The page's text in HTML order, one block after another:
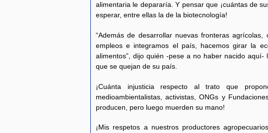
alimentaria le depararía. Y pensar que ¡cuántas de
esperar, entre ellas la de la biotecnología!
“Además de desarrollar nuevas fronteras
empleos e integramos el país, hacemos girar la
alimentos”, dijo quién -pese a no haber nacido
que se quejan de su país.
¡Cuánta injusticia respecto al trato que
medioambientalistas, activistas, ONGs y
producen, pero luego muerden su mano!
¡Mis respetos a nuestros productores